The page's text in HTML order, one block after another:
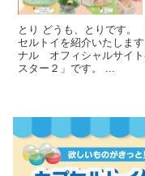
とり どうも、とりです。
セルトイを紹介いたしま
ナル オフィシャルサイト
スター２」です。 ...